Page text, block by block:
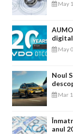
May
digital
May
Noul
Mar
anul